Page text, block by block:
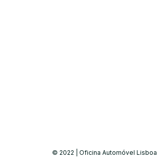
© 2022 | Oficina Automóvel